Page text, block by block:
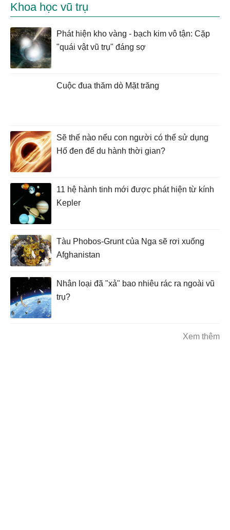
Khoa học vũ trụ
Phát hiện kho vàng - bạch kim vô tận: Cặp
"quái vật vũ trụ" đáng sợ
Cuộc đua thăm dò Mặt trăng
Sẽ thế nào nếu con người có thể sử dụng
Hố đen để du hành thời gian?
11 hệ hành tinh mới được phát hiện từ kính
Kepler
Tàu Phobos-Grunt của Nga sẽ rơi xuống
Afghanistan
Nhân loại đã "xả" bao nhiêu rác ra ngoài vũ
trụ?
Xem thêm